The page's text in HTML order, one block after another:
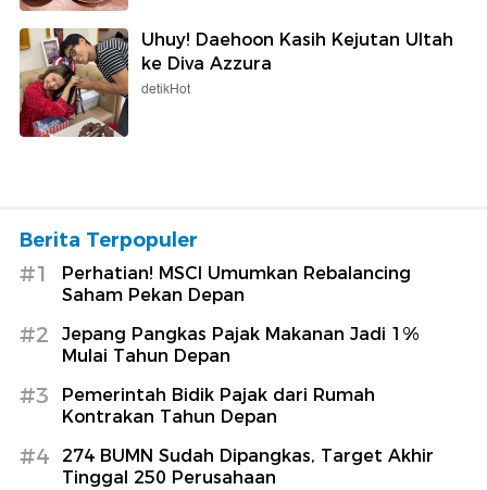
Uhuy! Daehoon Kasih Kejutan Ultah
ke Diva Azzura
detikHot
Berita Terpopuler
#1
Perhatian! MSCI Umumkan Rebalancing
Saham Pekan Depan
#2
Jepang Pangkas Pajak Makanan Jadi 1%
Mulai Tahun Depan
#3
Pemerintah Bidik Pajak dari Rumah
Kontrakan Tahun Depan
#4
274 BUMN Sudah Dipangkas, Target Akhir
Tinggal 250 Perusahaan